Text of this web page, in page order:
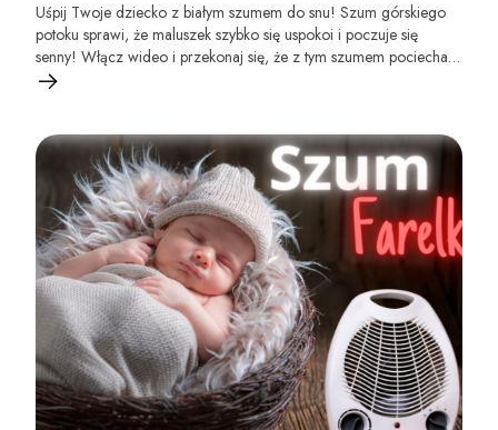
Uśpij Twoje dziecko z białym szumem do snu! Szum górskiego
potoku sprawi, że maluszek szybko się uspokoi i poczuje się
senny! Włącz wideo i przekonaj się, że z tym szumem pociecha
prześpi całą noc :)!